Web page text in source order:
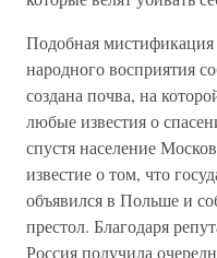
Подобная
народного восприятия
создана почва, на
любые известия о
спустя население
известие о том, что
объявился в Польше и
престол. Благодаря
Россия получила